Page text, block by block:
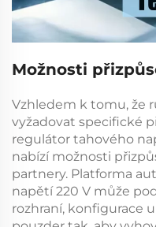
Možnosti
Vzhledem k tomu, že
vyžadovat specifické
regulátor tahového
nabízí možnosti
partnery. Platforma
napětí 220 V může
rozhraní, konfigurace